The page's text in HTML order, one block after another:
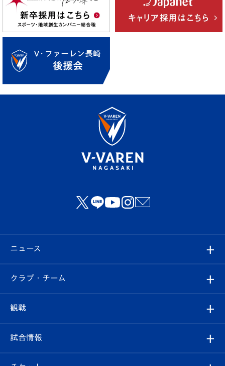
ニュース
すべて
クラブ
試合情報
クラブ・チーム
クラブ概要
観戦
観戦ルール
試合情報